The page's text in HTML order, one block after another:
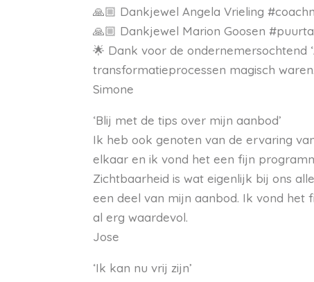
🙏🏼 Dankjewel Angela Vrieling
🙏🏼 Dankjewel Marion Goosen
🌟 Dank voor de ondernemersochtend
transformatieprocessen magisch waren.
Simone
‘Blij met de tips over mijn aanbod’
Ik heb ook genoten van de ervaring
elkaar en ik vond het een fijn
Zichtbaarheid is wat eigenlijk bij ons
een deel van mijn aanbod. Ik vond het
al erg waardevol.
Jose
‘Ik kan nu vrij zijn’